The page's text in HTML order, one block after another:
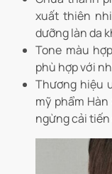
xuất thiên
dưỡng làn da
Tone màu
phù hợp với
Thương hiệu
mỹ phẩm
ngừng cải